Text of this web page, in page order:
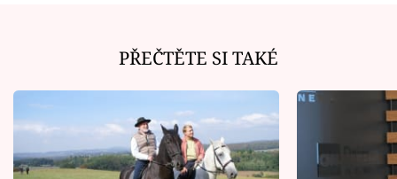
Sledujte nás
PŘEČTĚTE SI TAKÉ